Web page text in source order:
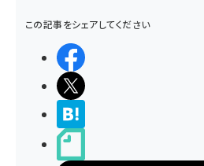
この記事をシェアしてください